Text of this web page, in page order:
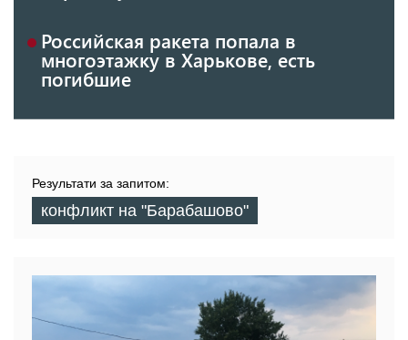
Российская ракета попала в
многоэтажку в Харькове, есть
погибшие
Результати за запитом:
конфликт на "Барабашово"